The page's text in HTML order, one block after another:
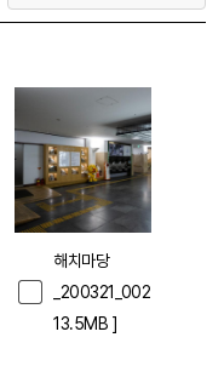
해치마당
_200321_002.jpg
13.5MB ]